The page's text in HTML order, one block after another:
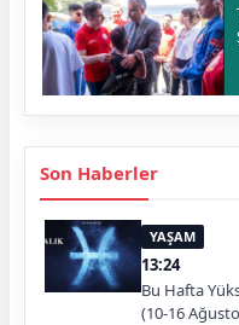
Son Haberler
YAŞAM
13:24
Bu Hafta
(10-16